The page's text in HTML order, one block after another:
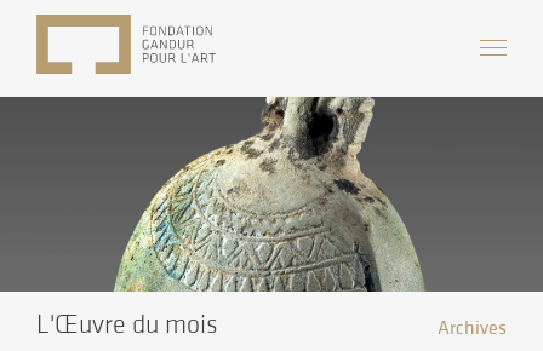
L'Œuvre du mois Archives